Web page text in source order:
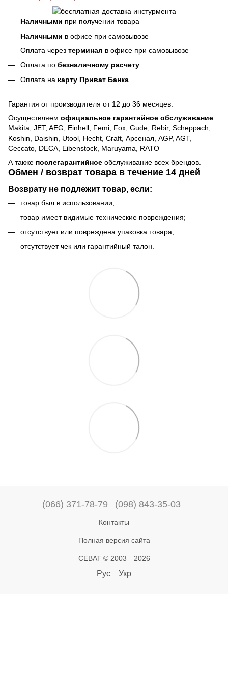
Наличными при получении товара
Наличными в офисе при самовывозе
Оплата через терминал в офисе при самовывозе
Оплата по безналичному расчету
Оплата на карту Приват Банка
Гарантия от производителя от 12 до 36 месяцев.
Осуществляем официальное гарантийное обслуживание:
Makita, JET, AEG, Einhell, Femi, Fox, Gude, Rebir, Scheppach,
Koshin, Daishin, Utool, Hecht, Craft, Арсенал, AGP, AGT,
Ceccato, DECA, Eibenstock, Maruyama, RATO
А также послегарантийное обслуживание всех брендов.
Обмен / возврат товара в течение 14 дней
Возврату не подлежит товар, если:
товар был в использовании;
товар имеет видимые технические повреждения;
отсутствует или повреждена упаковка товара;
отсутствует чек или гарантийный талон.
(066) 371-78-79 (098) 843-35-03
Контакты
Полная версия сайта
СЕВАТ © 2003—2026
Рус Укр